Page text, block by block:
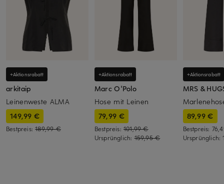
+Aktionsrabatt
arkitaip
Leinenweste ALMA
149,99 €
Bestpreis:189,99 €
+Aktionsrabatt
Marc O'Polo
Hose mit Leinen
79,99 €
Bestpreis: 101,99 €
Ursprünglich:159,95 €
+Aktionsrabatt
MRS &
89,99 €
Bestpreis:
Ursprünglich: